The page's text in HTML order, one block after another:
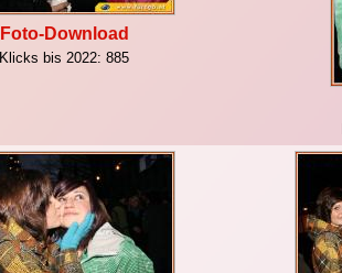
Foto-Download
Klicks bis 2022: 885